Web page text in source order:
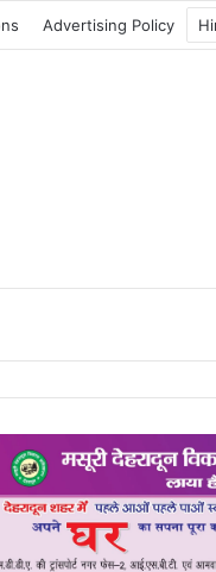
Advertising Policy